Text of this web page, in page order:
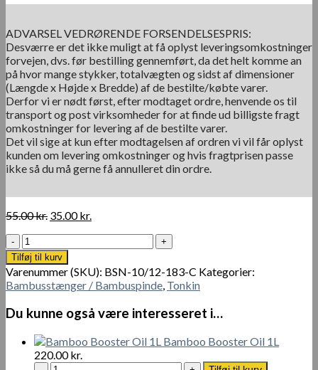
ADVARSEL VEDRØRENDE FORSENDELSESPRIS:
Desværre er det ikke muligt at få oplyst leveringsomkostninger
forvejen, dvs. før bestilling gennemført, da det helt komme an
på hvor mange stykker, totalvægten og sidst af dimensioner
(Længde x Højde x Bredde) af de bestilte/købte varer.
Derfor vi er nødt først, efter modtaget ordre, henvende os til
transport og post virksomheder for at finde ud billigste fragt
omkostninger for levering af de bestilte varer.
Det vil sige at kun efter modtagelsen af ordren vi vil får oplyst
kunden om levering omkostninger og hvis fragtprisen passe
ikke så du må gerne få annulleret din ordre.
55.00kr. Den
var:
55.00 kr..
35.00kr.
35.00 kr..
Tonkin
Cane
Ø
10-
12
mm
x
183
cm
antal
Tilføj til kurv
Varenummer (SKU): BSN-10/12-183-C Kategorier:
Bambusstænger / Bambuspinde, Tonkin
Du kunne også være interesseret i…
Bamboo Booster Oil 1L
220.00kr.